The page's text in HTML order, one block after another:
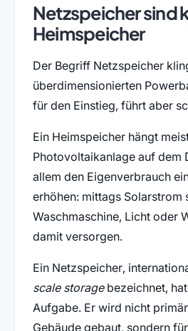
Netzspeicher sind
Heimspeicher
Der Begriff Netzspeicher
überdimensionierten
für den Einstieg, führt aber
Ein Heimspeicher hängt
Photovoltaikanlage auf dem
allem den Eigenverbrauch
erhöhen: mittags Solarstrom
Waschmaschine, Licht oder
damit versorgen.
Ein Netzspeicher,
scale storagebezeichnet,
Aufgabe. Er wird nicht
Gebäude gebaut, sondern